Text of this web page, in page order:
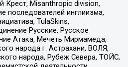
Крест, Misanthropic division,
последователей инглиизма,
TulaSkins,
Русские, Русское
Атака, Мечеть Мирмамеда,
народа г. Астрахани, ВОЛЯ,
народа, Рубеж Севера, ТОЙС,